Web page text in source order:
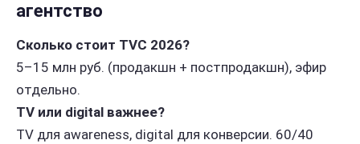
агентство
Сколько стоит TVC 2026?
5–15 млн руб. (продакшн + постпродакшн), эфир
отдельно.
TV или digital важнее?
TV для awareness, digital для конверсии. 60/40